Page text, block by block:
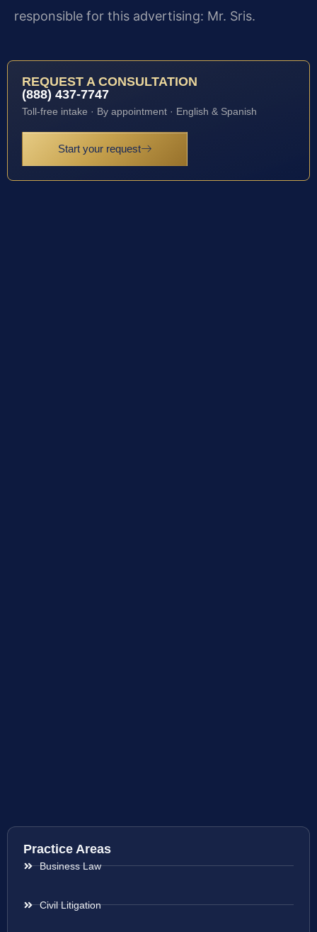
responsible for this advertising: Mr. Sris.
REQUEST A CONSULTATION
(888) 437-7747
Toll-free intake · By appointment · English & Spanish
Start your request
Practice Areas
Business Law
Civil Litigation